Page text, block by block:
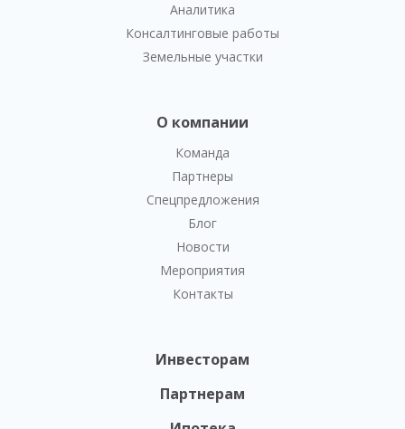
Аналитика
Консалтинговые работы
Земельные участки
О компании
Команда
Партнеры
Спецпредложения
Блог
Новости
Мероприятия
Контакты
Инвесторам
Партнерам